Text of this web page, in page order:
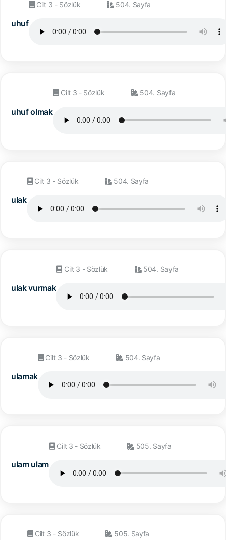
uhuf
Cilt 3 - Sözlük 504. Sayfa
uhuf olmak
Cilt 3 - Sözlük 504. Sayfa
ulak
Cilt 3 - Sözlük 504. Sayfa
ulak vurmak
Cilt 3 - Sözlük 504. Sayfa
ulamak
Cilt 3 - Sözlük 504. Sayfa
ulam ulam
Cilt 3 - Sözlük 505. Sayfa
Cilt 3 - Sözlük 505. Sayfa